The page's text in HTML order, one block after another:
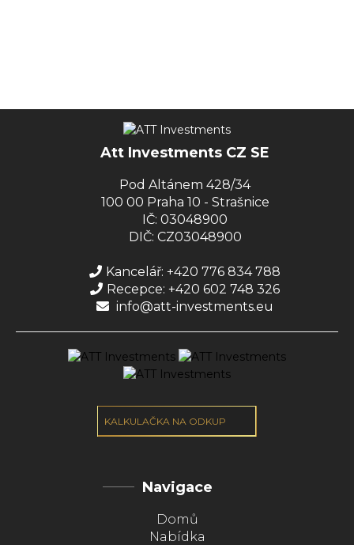
Att Investments CZ SE
Pod Altánem 428/34
100 00 Praha 10 - Strašnice
IČ: 03048900
DIČ: CZ03048900
Kancelář: +420 776 834 788
Recepce: +420 602 748 326
info@att-investments.eu
KALKULAČKA NA ODKUP
Navigace
Domů
Nabídka